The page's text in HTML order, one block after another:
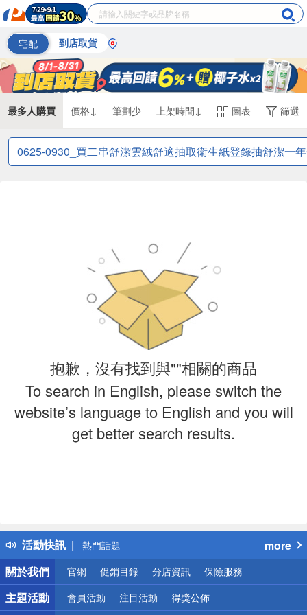
宅配 到店取貨
最多人購買 價格↓ 筆劃少 上架時間↓ 圖表 篩選
0625-0930_買二串舒潔雲絨舒適抽取衛生紙登錄抽舒潔一
抱歉，沒有找到與""相關的商品
To search in English, please switch the
website’s language to English and you will
get better search results.
活動快訊
得獎公告
熱門話題
銀行優惠
偏遠地區配送
詐騙網頁！請小心！
more
關於我們
官網 促銷目錄 分店資訊 保險服務
主題活動 會員活動 注目活動 得獎公佈